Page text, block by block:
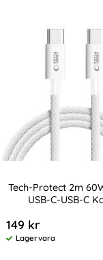
Tech-Protect 2m
USB-C-USB-C
149 kr
Tillgänglighet:
Lagervara
2m 60W/